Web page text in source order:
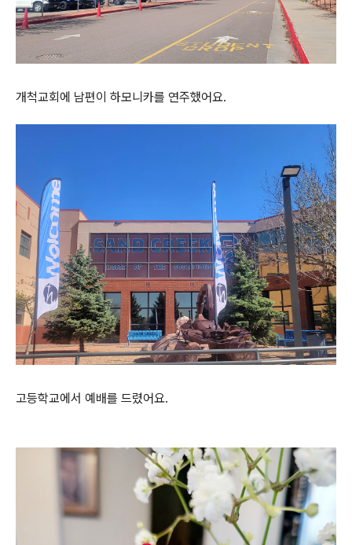
개척교회에 남편이 하모니카를 연주했어요.
고등학교에서 예배를 드렸어요.